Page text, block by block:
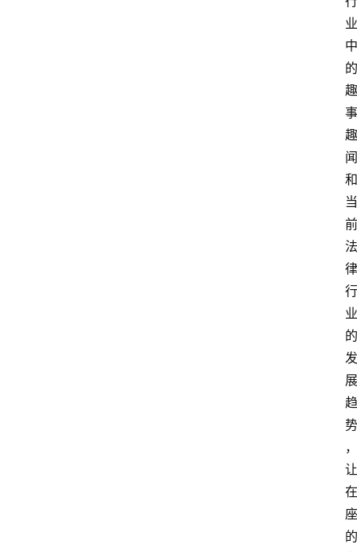
业
中
的
趣
事
趣
闻
和
当
前
法
律
行
业
的
发
展
趋
势
，
让
在
座
的